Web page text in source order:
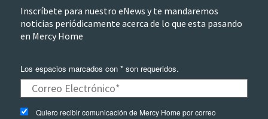
Inscríbete para nuestro eNews y te mandaremos
noticias periódicamente acerca de lo que esta pasando
en Mercy Home
Los espacios marcados con * son requeridos.
Quiero recibir comunicación de Mercy Home por correo